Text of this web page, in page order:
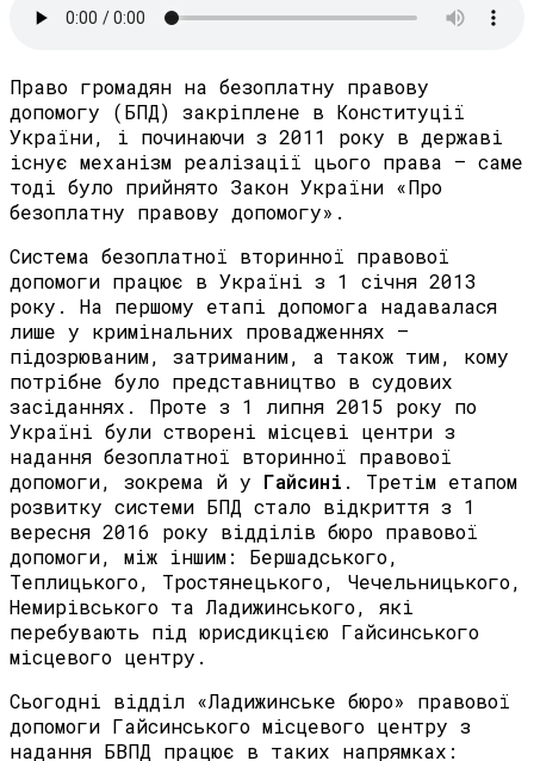
Право громадян на безоплатну правову
допомогу (БПД) закріплене в Конституції
України, і починаючи з 2011 року в державі
існує механізм реалізації цього права – саме
тоді було прийнято Закон України «Про
безоплатну правову допомогу».
Система безоплатної вторинної правової
допомоги працює в Україні з 1 січня 2013
року. На першому етапі допомога надавалася
лише у кримінальних провадженнях –
підозрюваним, затриманим, а також тим, кому
потрібне було представництво в судових
засіданнях. Проте з 1 липня 2015 року по
Україні були створені місцеві центри з
надання безоплатної вторинної правової
допомоги, зокрема й у Гайсині . Третім етапом
розвитку системи БПД стало відкриття з 1
вересня 2016 року відділів бюро правової
допомоги, між іншим: Бершадського,
Теплицького, Тростянецького, Чечельницького,
Немирівського та Ладижинського, які
перебувають під юрисдикцією Гайсинського
місцевого центру.
Сьогодні відділ «Ладижинське бюро» правової
допомоги Гайсинського місцевого центру з
надання БВПД працює в таких напрямках: